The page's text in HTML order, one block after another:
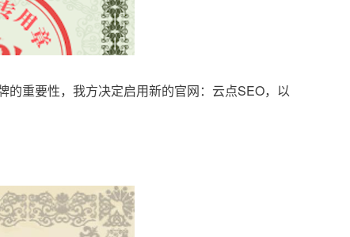
重要性，我方决定启用新的官网：云点SEO，以